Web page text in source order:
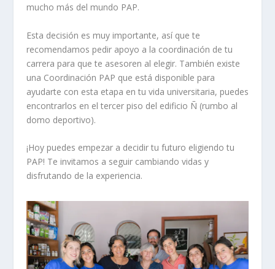
mucho más del mundo PAP.
Esta decisión es muy importante, así que te
recomendamos pedir apoyo a la coordinación de tu
carrera para que te asesoren al elegir. También existe
una Coordinación PAP que está disponible para
ayudarte con esta etapa en tu vida universitaria, puedes
encontrarlos en el tercer piso del edificio Ñ (rumbo al
domo deportivo).
¡Hoy puedes empezar a decidir tu futuro eligiendo tu
PAP! Te invitamos a seguir cambiando vidas y
disfrutando de la experiencia.